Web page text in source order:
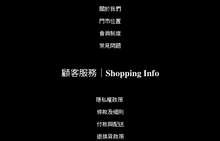
關於我們
門市位置
會員制度
常見問題
顧客服務｜𝐒𝐡𝐨𝐩𝐩𝐢𝐧𝐠 𝐈𝐧𝐟𝐨
隱私權政策
條款及細則
付款與配送
退換貨政策